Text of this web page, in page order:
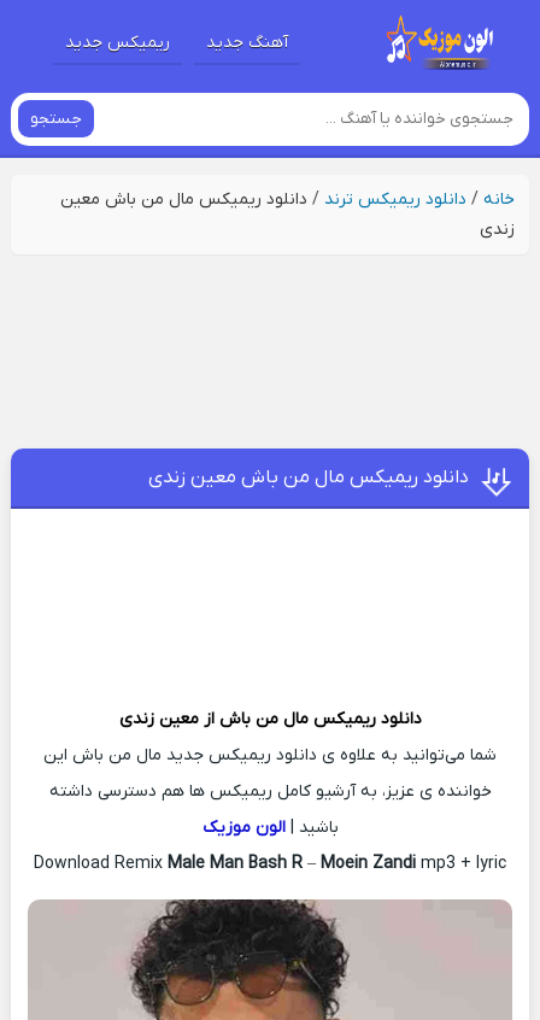
آهنگ جدید ریمیکس جدید
جستجو
خانه/ دانلود ریمیکس ترند / دانلود ریمیکس مال من باش معین
زندی
دانلود ریمیکس مال من باش معین زندی
دانلود ریمیکس مال من باش ازمعین زندی
شما می‌توانید به علاوه ی دانلود ریمیکس جدید مال من باش این
خواننده ی عزیز، به آرشیو کامل ریمیکس ها هم دسترسی داشته
باشید |الون موزیک
Download Remix Male Man Bash R – Moein Zandi mp3 + lyric